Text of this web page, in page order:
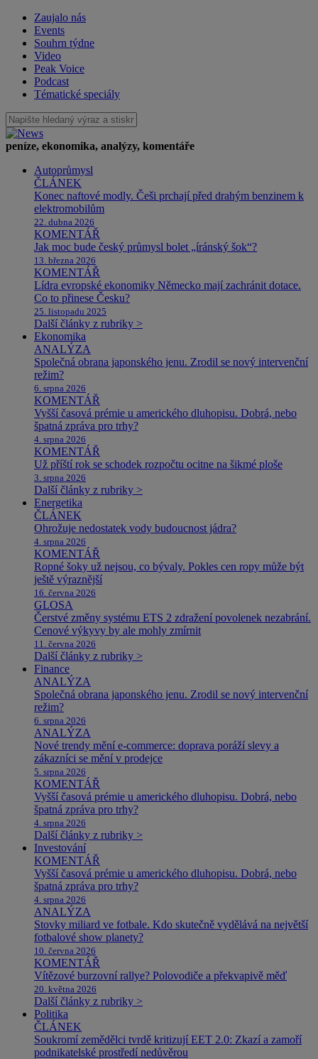
Zaujalo nás
Events
Souhrn týdne
Video
Peak Voice
Podcast
Tématické speciály
peníze, ekonomika, analýzy, komentáře
Autoprůmysl
ČLÁNEK
Konec naftové modly. Češi prchají před drahým benzinem k
elektromobilům
22. dubna 2026
KOMENTÁŘ
Jak moc bude český průmysl bolet „íránský šok“?
13. března 2026
KOMENTÁŘ
Lídra evropské ekonomiky Německo mají zachránit dotace.
Co to přinese Česku?
25. listopadu 2025
Další články z rubriky >
Ekonomika
ANALÝZA
Společná obrana japonského jenu. Zrodil se nový intervenční
režim?
6. srpna 2026
KOMENTÁŘ
Vyšší časová prémie u amerického dluhopisu. Dobrá, nebo
špatná zpráva pro trhy?
4. srpna 2026
KOMENTÁŘ
Už příští rok se schodek rozpočtu ocitne na šikmé ploše
3. srpna 2026
Další články z rubriky >
Energetika
ČLÁNEK
Ohrožuje nedostatek vody budoucnost jádra?
4. srpna 2026
KOMENTÁŘ
Ropné šoky už nejsou, co bývaly. Pokles cen ropy může být
ještě výraznější
16. června 2026
GLOSA
Čerstvé změny systému ETS 2 zdražení povolenek nezabrání.
Cenové výkyvy by ale mohly zmírnit
11. června 2026
Další články z rubriky >
Finance
ANALÝZA
Společná obrana japonského jenu. Zrodil se nový intervenční
režim?
6. srpna 2026
ANALÝZA
Nové trendy mění e-commerce: doprava poráží slevy a
zákazníci se mění v prodejce
5. srpna 2026
KOMENTÁŘ
Vyšší časová prémie u amerického dluhopisu. Dobrá, nebo
špatná zpráva pro trhy?
4. srpna 2026
Další články z rubriky >
Investování
KOMENTÁŘ
Vyšší časová prémie u amerického dluhopisu. Dobrá, nebo
špatná zpráva pro trhy?
4. srpna 2026
ANALÝZA
Stovky miliard ve fotbale. Kdo skutečně vydělává na největší
fotbalové show planety?
10. června 2026
KOMENTÁŘ
Vítězové burzovní rallye? Polovodiče a překvapivě měď
20. května 2026
Další články z rubriky >
Politika
ČLÁNEK
Soukromí zemědělci tvrdě kritizují EET 2.0: Zkazí a zamoří
podnikatelské prostředí nedůvěrou